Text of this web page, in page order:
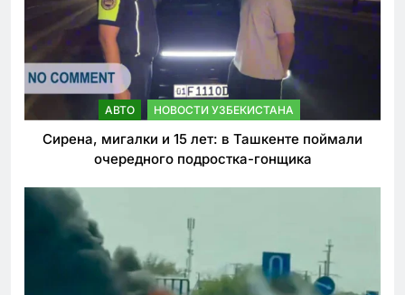
АВТО НОВОСТИ УЗБЕКИСТАНА
Сирена, мигалки и 15 лет: в Ташкенте поймали
очередного подростка-гонщика